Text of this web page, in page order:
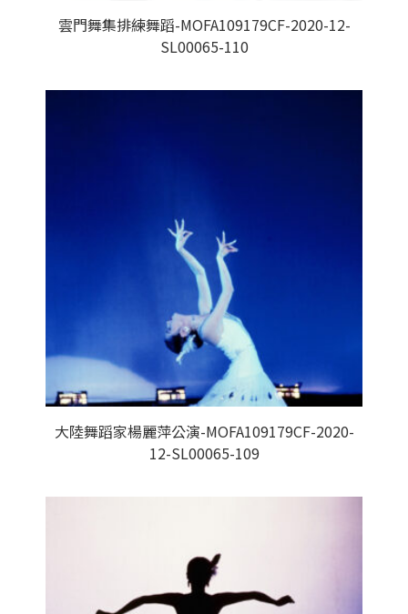
雲門舞集排練舞蹈-MOFA109179CF-2020-12-
SL00065-110
大陸舞蹈家楊麗萍公演-MOFA109179CF-2020-
12-SL00065-109